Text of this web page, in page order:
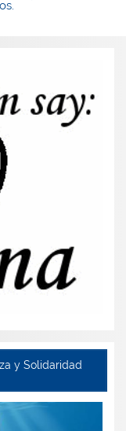
y Solidaridad